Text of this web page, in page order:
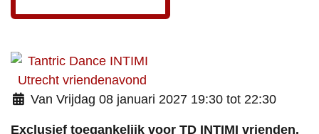
Van Vrijdag 08 januari 2027 19:30 tot 22:30
Exclusief toegankelijk voor TD INTIMI vrienden.